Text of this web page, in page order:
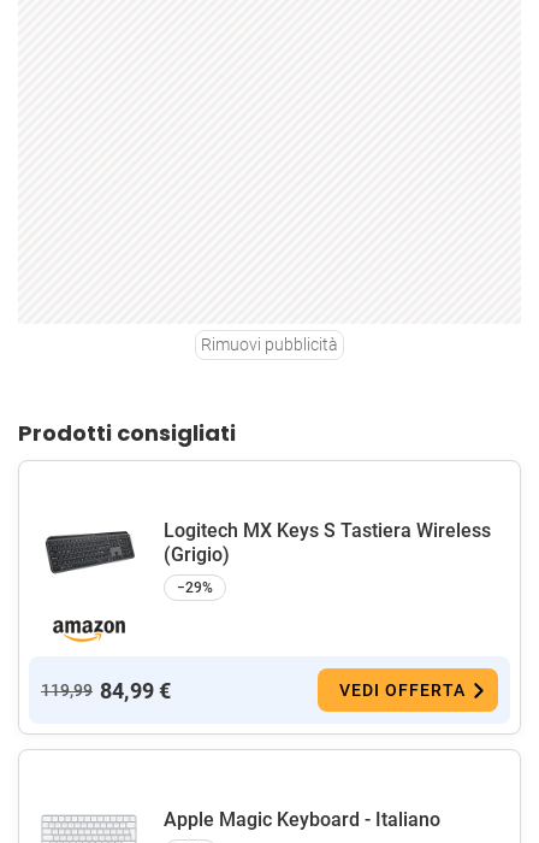
Rimuovi pubblicità
Prodotti consigliati
Logitech MX Keys S Tastiera Wireless
(Grigio)
−29%
119,99 84,99 € VEDI OFFERTA
Apple Magic Keyboard - Italiano ​​​​​​​